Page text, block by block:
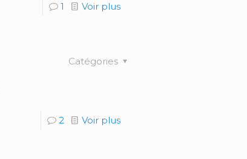
1 Voir plus
Catégories
2 Voir plus